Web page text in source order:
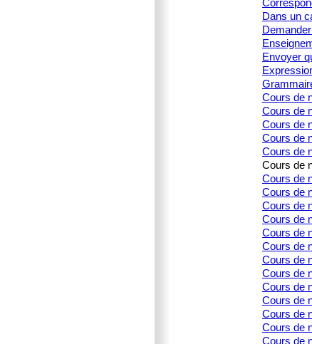
Dans un
Envoyer
Cours de
Cours de
Cours de
Cours de
Cours de
Cours de
Cours de
Cours de
Cours de
Cours de
Cours de
Cours de
Cours de
Cours de
Cours de
Cours de
Cours de
Cours de
Cours de